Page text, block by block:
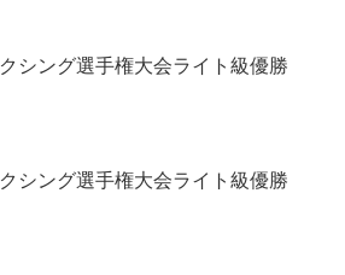
シング選手権大会ライト級優勝
シング選手権大会ライト級優勝